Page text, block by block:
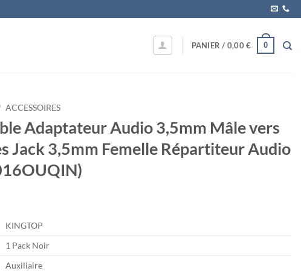
PANIER / 0,00€ 0
ACCESSOIRES
Adaptateur Audio 3,5mm Mâle vers
Jack 3,5mm Femelle Répartiteur Audio
‎KINGTOP
‎1 Pack Noir
‎Auxiliaire